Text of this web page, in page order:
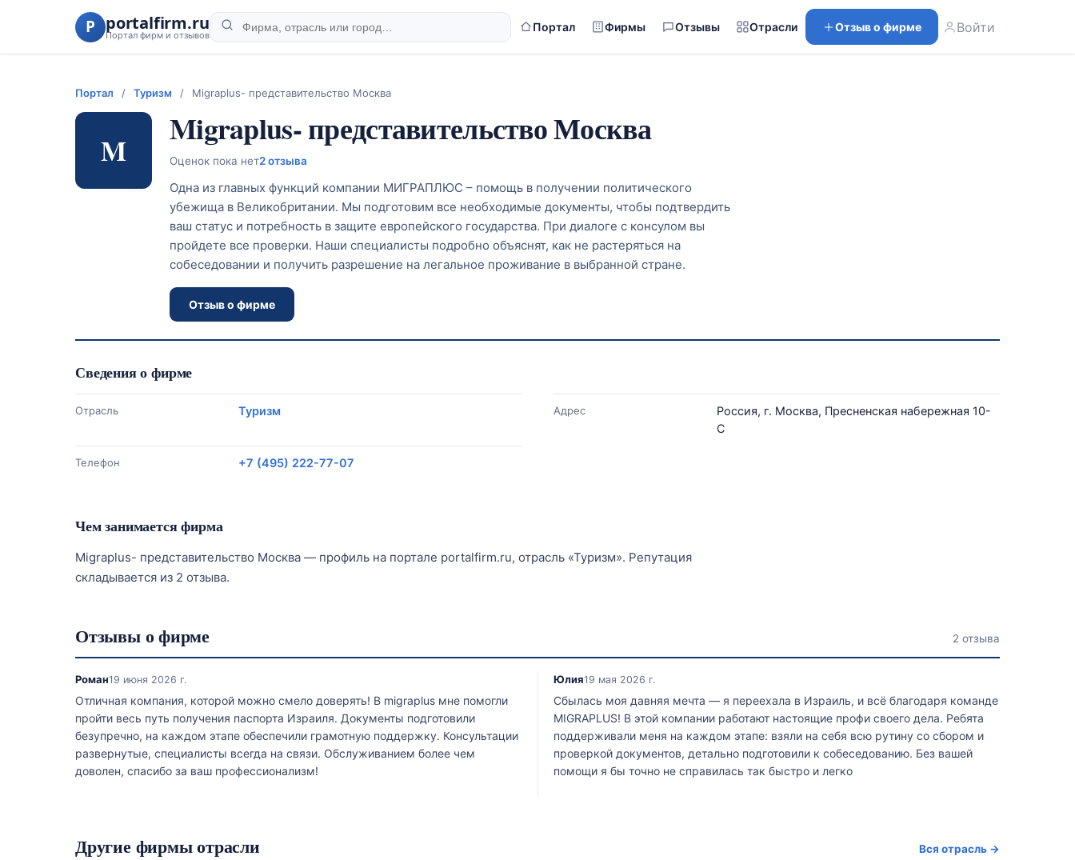
P portalfirm.ru
Портал фирм и отзывов
Портал Фирмы Отзывы Отрасли Отзыв о фирме Войти
Портал / Туризм / Migraplus- представительство Москва
M
Migraplus- представительство Москва
Оценок пока нет2 отзыва
Одна из главных функций компании МИГРАПЛЮС – помощь в получении политического
убежища в Великобритании. Мы подготовим все необходимые документы, чтобы подтвердить
ваш статус и потребность в защите европейского государства. При диалоге с консулом вы
пройдете все проверки. Наши специалисты подробно объяснят, как не растеряться на
собеседовании и получить разрешение на легальное проживание в выбранной стране.
Отзыв о фирме
Сведения о фирме
Отрасль Туризм Адрес
Россия, г. Москва, Пресненская набережная 10-
С
Телефон +7 (495) 222-77-07
Чем занимается фирма
Migraplus- представительство Москва — профиль на портале portalfirm.ru, отрасль «Туризм». Репутация
складывается из 2 отзыва.
Отзывы о фирме 2 отзыва
Роман19 июня 2026 г.
Отличная компания, которой можно смело доверять! В migraplus мне помогли
пройти весь путь получения паспорта Израиля. Документы подготовили
безупречно, на каждом этапе обеспечили грамотную поддержку. Консультации
развернутые, специалисты всегда на связи. Обслуживанием более чем
доволен, спасибо за ваш профессионализм!
Юлия19 мая 2026 г.
Сбылась моя давняя мечта — я переехала в Израиль, и всё благодаря команде
MIGRAPLUS! В этой компании работают настоящие профи своего дела. Ребята
поддерживали меня на каждом этапе: взяли на себя всю рутину со сбором и
проверкой документов, детально подготовили к собеседованию. Без вашей
помощи я бы точно не справилась так быстро и легко
Другие фирмы отрасли Вся отрасль →